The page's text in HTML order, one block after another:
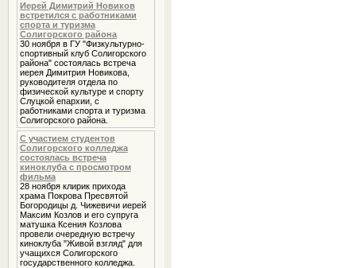
Иерей Димитрий Новиков
встретился с работниками
спорта и туризма
Солигорского района
30 ноября в ГУ "Физкультурно-
спортивный клуб Солигорского
района" состоялась встреча
иерея Димитрия Новикова,
руководителя отдела по
физической культуре и спорту
Слуцкой епархии, с
работниками спорта и туризма
Солигорского района.
С участием студентов
Солигорского колледжа
состоялась встреча
киноклуба с просмотром
фильма
28 ноября клирик прихода
храма Покрова Пресвятой
Богородицы д. Чижевичи иерей
Максим Козлов и его супруга
матушка Ксения Козлова
провели очередную встречу
киноклуба "Живой взгляд" для
учащихся Солигорского
государственного колледжа.